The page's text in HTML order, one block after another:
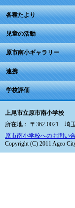
各種たより
児童の活動
原市南小ギャラリー
連携
学校評価
上尾市立原市南小学校
所在地： 〒362-0021 埼
原市南小学校へのお問い
Copyright (C) 2011 Ageo